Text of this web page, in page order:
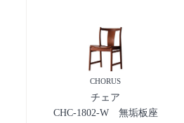
CHORUS
チェア
CHC-1802-W 無垢板座